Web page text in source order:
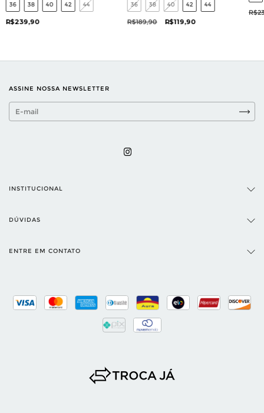
36 38 40 42 44
R$239,90
36 38 40 42 44
R$189,90 R$119,90
ASSINE NOSSA NEWSLETTER
INSTITUCIONAL
DÚVIDAS
ENTRE EM CONTATO